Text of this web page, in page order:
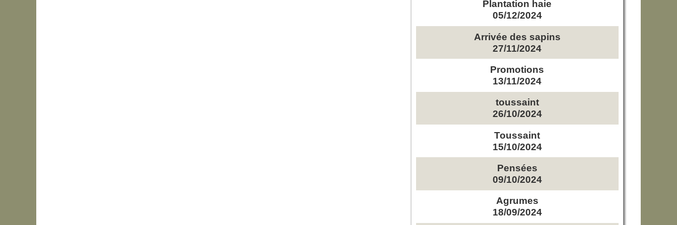
Plantation haie
05/12/2024
Arrivée des sapins
27/11/2024
Promotions
13/11/2024
toussaint
26/10/2024
Toussaint
15/10/2024
Pensées
09/10/2024
Agrumes
18/09/2024